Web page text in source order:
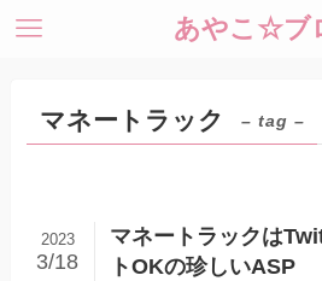
あやこ☆ブ
マネートラック – tag –
マネートラックは
トOKの珍しいASP
2023
3/18